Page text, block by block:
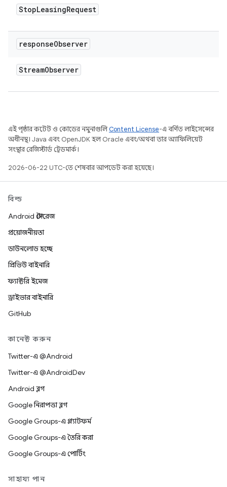
StopLeasingRequest
responseObserver
StreamObserver
এই পৃষ্ঠার কন্টেন্ট ও কোডের নমুনাগুলিContent License-এ বর্ণিত লাইসেন্সের
অধীনস্থ। Java এবং OpenJDK হল Oracle এবং/অথবা তার অ্যাফিলিয়েট
সংস্থার রেজিস্টার্ড ট্রেডমার্ক।
2026-06-22 UTC-তে শেষবার আপডেট করা হয়েছে।
বিল্ড
Android স্টোরেজ
প্রয়োজনীয়তা
ডাউনলোড হচ্ছে
প্রিভিউ বাইনারি
ফ্যাক্টরি ইমেজ
ড্রাইভার বাইনারি
GitHub
কানেক্ট করুন
Twitter-এ @Android
Twitter-এ @AndroidDev
Android ব্লগ
Google নিরাপত্তা ব্লগ
Google Groups-এ প্ল্যাটফর্ম
Google Groups-এ তৈরি করা
Google Groups-এ পোর্টিং
সাহায্য পান